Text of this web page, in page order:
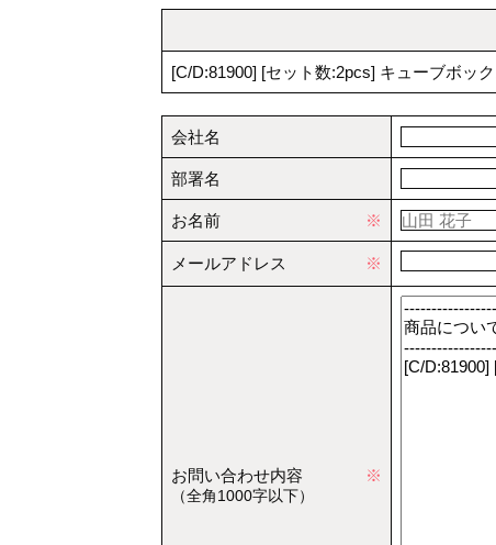
[C/D:81900] [セット数:2pcs] キューブボッ
会社名
部署名
お名前 ※
メールアドレス ※
お問い合わせ内容 ※
（全角1000字以下）